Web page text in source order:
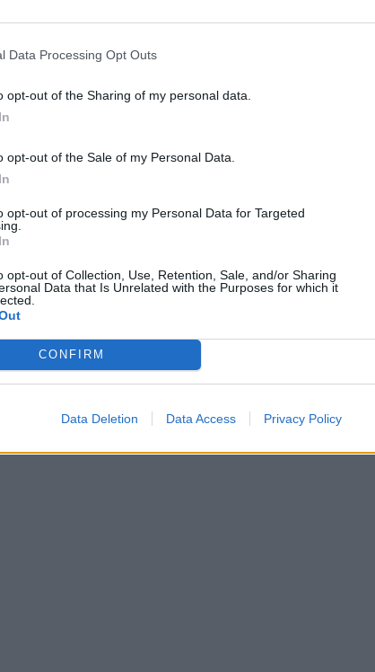
Data Processing Opt Outs
opt-out of the Sharing of my personal data.
opt-out of the Sale of my Personal Data.
opt-out of processing my Personal Data for Targeted
opt-out of Collection, Use, Retention, Sale, and/or Sharing
Data that Is Unrelated with the Purposes for which it
CONFIRM
Data Deletion Data Access Privacy Policy
ΜΠΕ
τελευταίων 2 ετών, όχι γιατί δεν είχαμε τι
ο Baldoni. Όπως εξήγησε το ζευγάρι,
συγκρατούσε, θεωρώντας ότι δεν ήταν η
βασίστηκε στην πεποίθηση να αφήσουν
προσθέτουν «θόρυβο» στην ήδη φορτισμένη